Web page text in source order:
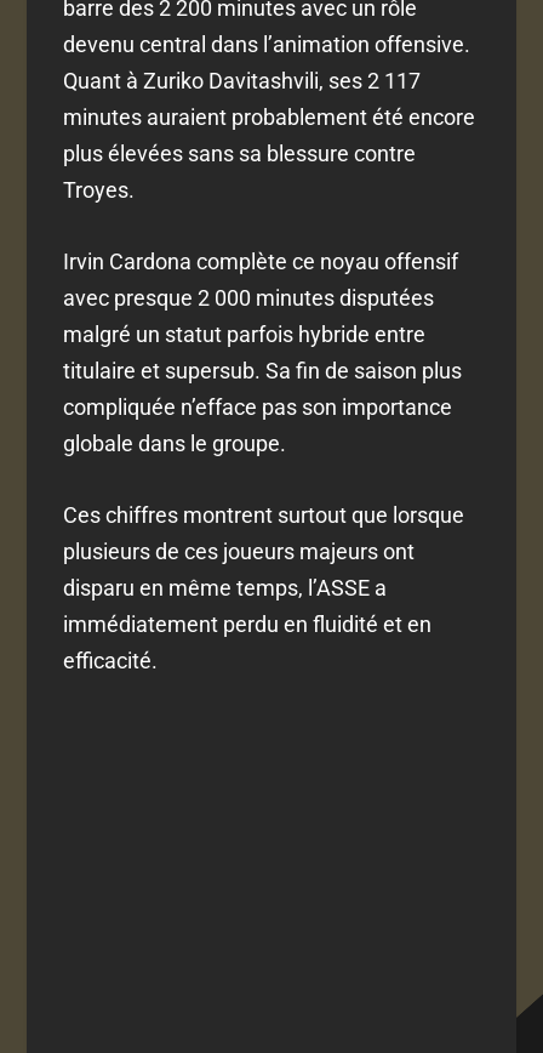
barre des 2 200 minutes avec un rôle
devenu central dans l’animation offensive.
Quant à Zuriko Davitashvili, ses 2 117
minutes auraient probablement été encore
plus élevées sans sa blessure contre
Troyes.
Irvin Cardona complète ce noyau offensif
avec presque 2 000 minutes disputées
malgré un statut parfois hybride entre
titulaire et supersub. Sa fin de saison plus
compliquée n’efface pas son importance
globale dans le groupe.
Ces chiffres montrent surtout que lorsque
plusieurs de ces joueurs majeurs ont
disparu en même temps, l’ASSE a
immédiatement perdu en fluidité et en
efficacité.